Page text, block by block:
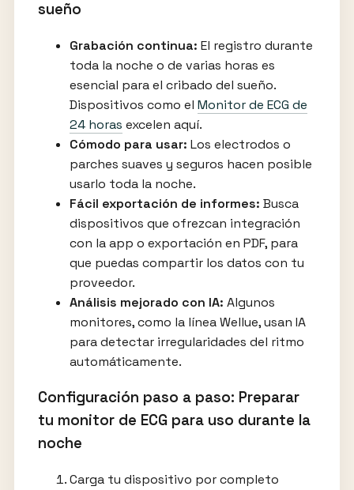
sueño
Grabación continua: El registro durante
toda la noche o de varias horas es
esencial para el cribado del sueño.
Dispositivos como el Monitor de ECG de
24 horas excelen aquí.
Cómodo para usar: Los electrodos o
parches suaves y seguros hacen posible
usarlo toda la noche.
Fácil exportación de informes: Busca
dispositivos que ofrezcan integración
con la app o exportación en PDF, para
que puedas compartir los datos con tu
proveedor.
Análisis mejorado con IA: Algunos
monitores, como la línea Wellue, usan IA
para detectar irregularidades del ritmo
automáticamente.
Configuración paso a paso: Preparar
tu monitor de ECG para uso durante la
noche
Carga tu dispositivo por completo